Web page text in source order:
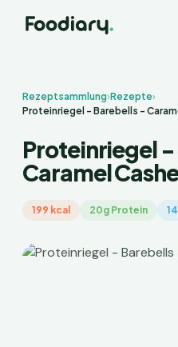
Rezeptsammlung›Rezepte›
Proteinriegel - Barebells -
Proteinriegel
Caramel
199 kcal 20g Protein